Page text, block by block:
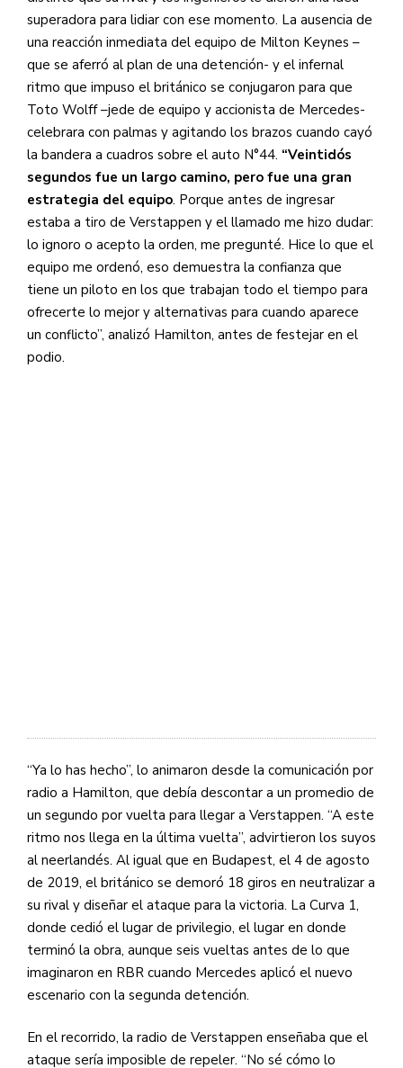
superadora para lidiar con ese momento. La ausencia de
una reacción inmediata del equipo de Milton Keynes –
que se aferró al plan de una detención- y el infernal
ritmo que impuso el británico se conjugaron para que
Toto Wolff –jede de equipo y accionista de Mercedes-
celebrara con palmas y agitando los brazos cuando cayó
la bandera a cuadros sobre el auto N°44. “Veintidós
segundos fue un largo camino, pero fue una gran
estrategia del equipo. Porque antes de ingresar
estaba a tiro de Verstappen y el llamado me hizo dudar:
lo ignoro o acepto la orden, me pregunté. Hice lo que el
equipo me ordenó, eso demuestra la confianza que
tiene un piloto en los que trabajan todo el tiempo para
ofrecerte lo mejor y alternativas para cuando aparece
un conflicto”, analizó Hamilton, antes de festejar en el
podio.
“Ya lo has hecho”, lo animaron desde la comunicación por
radio a Hamilton, que debía descontar a un promedio de
un segundo por vuelta para llegar a Verstappen. “A este
ritmo nos llega en la última vuelta”, advirtieron los suyos
al neerlandés. Al igual que en Budapest, el 4 de agosto
de 2019, el británico se demoró 18 giros en neutralizar a
su rival y diseñar el ataque para la victoria. La Curva 1,
donde cedió el lugar de privilegio, el lugar en donde
terminó la obra, aunque seis vueltas antes de lo que
imaginaron en RBR cuando Mercedes aplicó el nuevo
escenario con la segunda detención.
En el recorrido, la radio de Verstappen enseñaba que el
ataque sería imposible de repeler. “No sé cómo lo